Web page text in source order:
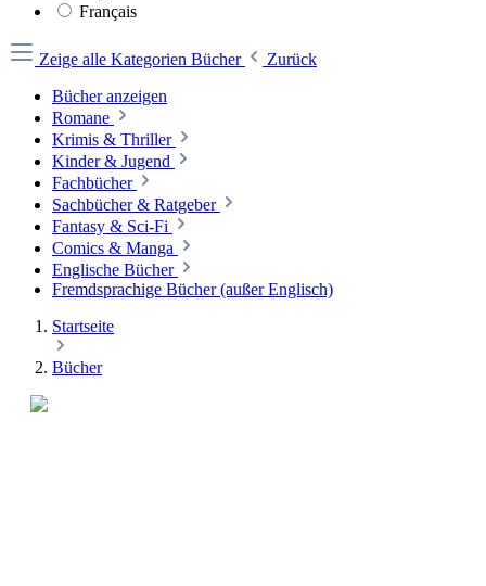
Français
Zeige alle Kategorien Bücher
Zurück
Bücher anzeigen
Romane
Krimis & Thriller
Kinder & Jugend
Fachbücher
Sachbücher & Ratgeber
Fantasy & Sci-Fi
Comics & Manga
Englische Bücher
Fremdsprachige Bücher (außer Englisch)
Startseite
Bücher